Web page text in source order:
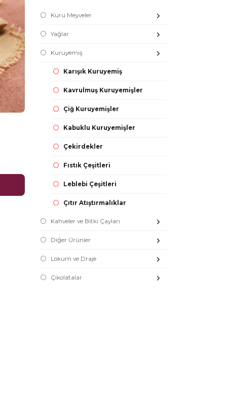
Kuru Meyveler
Yağlar
Kuruyemiş
Karışık Kuruyemiş
Kavrulmuş Kuruyemişler
Çiğ Kuruyemişler
Kabuklu Kuruyemişler
Çekirdekler
Fıstık Çeşitleri
Leblebi Çeşitleri
Çıtır Atıştırmalıklar
Kahveler ve Bitki Çayları
Diğer Ürünler
Lokum ve Draje
Çikolatalar